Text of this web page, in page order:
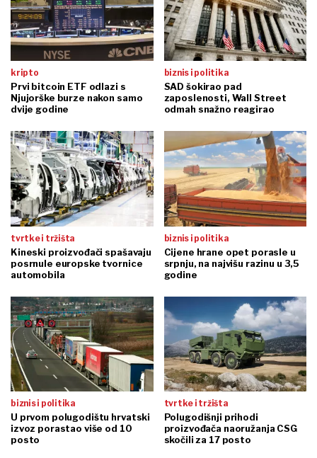
kripto
Prvi bitcoin ETF odlazi s
Njujorške burze nakon samo
dvije godine
biznis i politika
SAD šokirao pad
zaposlenosti, Wall Street
odmah snažno reagirao
tvrtke i tržišta
Kineski proizvođači spašavaju
posrnule europske tvornice
automobila
biznis i politika
Cijene hrane opet porasle u
srpnju, na najvišu razinu u 3,5
godine
biznis i politika
U prvom polugodištu hrvatski
izvoz porastao više od 10
posto
tvrtke i tržišta
Polugodišnji prihodi
proizvođača naoružanja CSG
skočili za 17 posto